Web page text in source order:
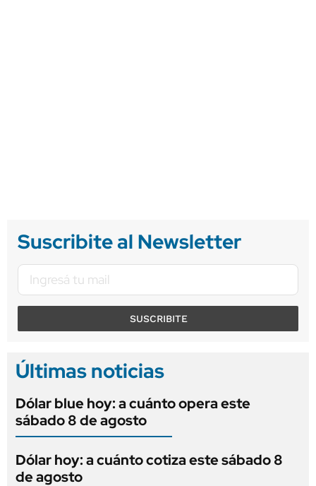
Suscribite al Newsletter
SUSCRIBITE
Últimas noticias
Dólar blue hoy: a cuánto opera este
sábado 8 de agosto
Dólar hoy: a cuánto cotiza este sábado 8
de agosto